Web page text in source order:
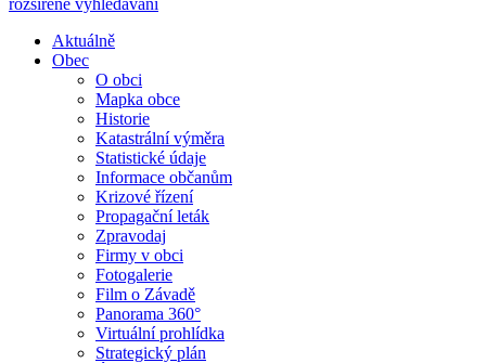
rozšířené vyhledávání
Aktuálně
Obec
O obci
Mapka obce
Historie
Katastrální výměra
Statistické údaje
Informace občanům
Krizové řízení
Propagační leták
Zpravodaj
Firmy v obci
Fotogalerie
Film o Závadě
Panorama 360°
Virtuální prohlídka
Strategický plán